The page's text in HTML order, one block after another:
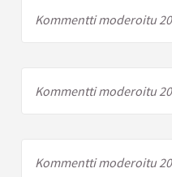
Kommentti moderoitu
Kommentti moderoitu
Kommentti moderoitu